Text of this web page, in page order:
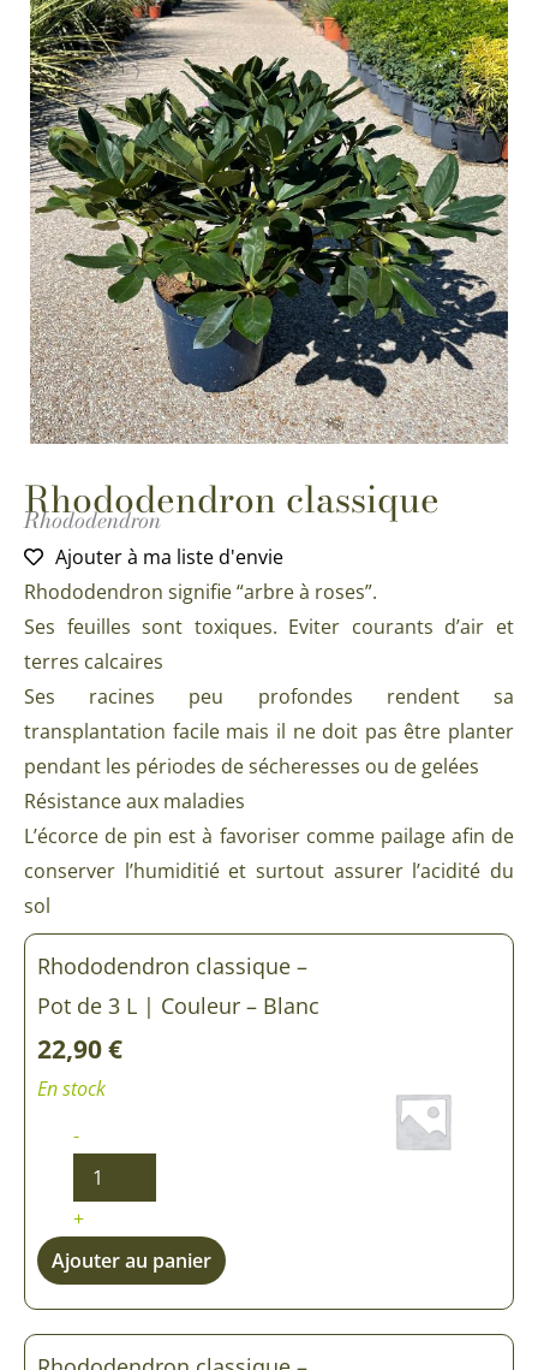
Rhododendron classique
Rhododendron
Ajouter à ma liste d'envie
Rhododendron signifie “arbre à roses”.
Ses feuilles sont toxiques. Eviter courants d’air et
terres calcaires
Ses racines peu profondes rendent sa
transplantation facile mais il ne doit pas être planter
pendant les périodes de sécheresses ou de gelées
Résistance aux maladies
L’écorce de pin est à favoriser comme pailage afin de
conserver l’humiditié et surtout assurer l’acidité du
sol
Rhododendron classique –
Pot de 3 L | Couleur – Blanc
22,90€
En stock
-
de
classique
+
Ajouter au panier
de
classique
de
classique
de
classique
de
classique
de
classique
de
classique
de
classique
de
classique
de
classique